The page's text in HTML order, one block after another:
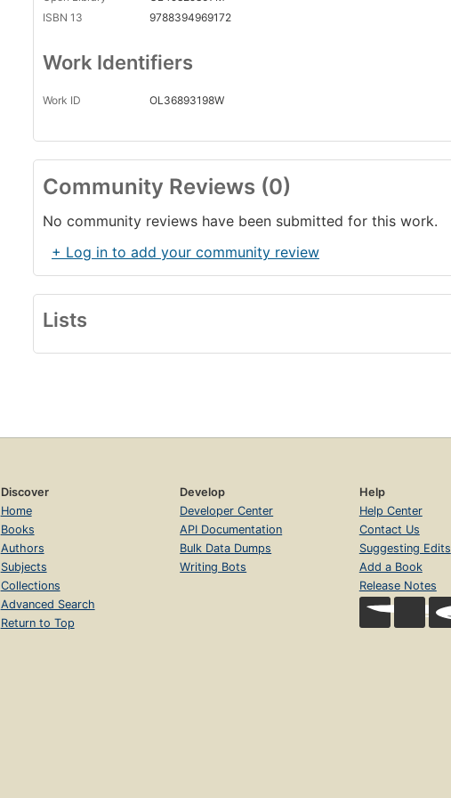
ISBN 13
9788394969172
Work Identifiers
Work ID OL36893198W
Community Reviews (0)
No community reviews have been submitted for this work.
+ Log in to add your community review
Lists
Discover
Home
Books
Authors
Subjects
Collections
Advanced Search
Return to Top
Develop
Developer Center
API Documentation
Bulk Data Dumps
Writing Bots
Help
Help Center
Contact Us
Suggesting Edits
Add a Book
Release Notes